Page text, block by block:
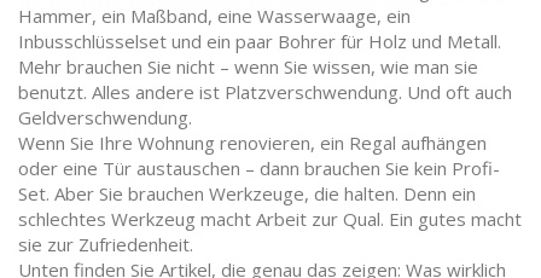
Hammer, ein Maßband, eine Wasserwaage, ein
Inbusschlüsselset und ein paar Bohrer für Holz und Metall.
Mehr brauchen Sie nicht – wenn Sie wissen, wie man sie
benutzt. Alles andere ist Platzverschwendung. Und oft auch
Geldverschwendung.
Wenn Sie Ihre Wohnung renovieren, ein Regal aufhängen
oder eine Tür austauschen – dann brauchen Sie kein Profi-
Set. Aber Sie brauchen Werkzeuge, die halten. Denn ein
schlechtes Werkzeug macht Arbeit zur Qual. Ein gutes macht
sie zur Zufriedenheit.
Unten finden Sie Artikel, die genau das zeigen: Was wirklich